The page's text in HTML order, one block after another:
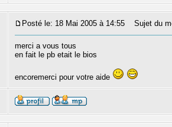
Posté le: 18 Mai 2005 à 14:55 Sujet du
merci a vous tous
en fait le pb etait le bios
encoremerci pour votre aide